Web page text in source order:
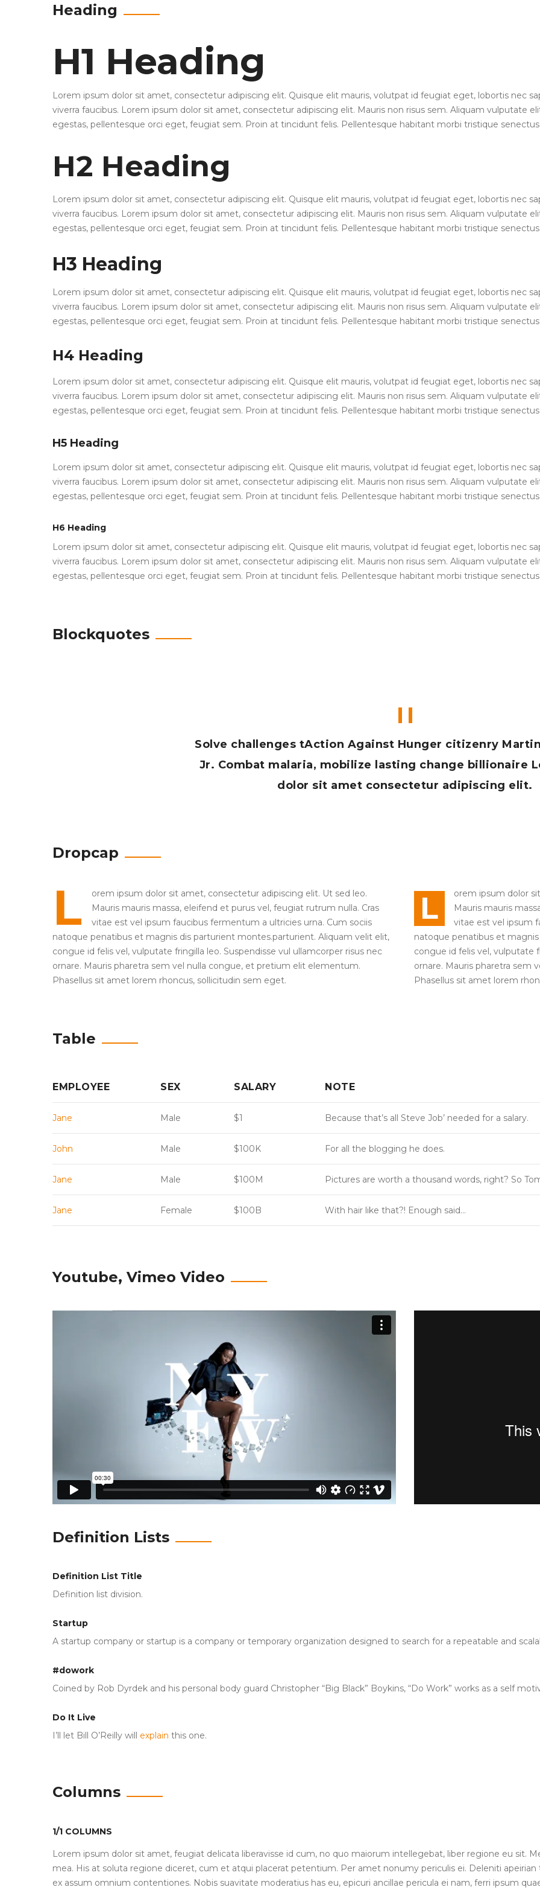
Heading
H1 Heading
Lorem ipsum dolor sit amet, consectetur adipiscing elit. Quisque elit mauris, volutpat id feugiat eget, lobortis nec
viverra faucibus. Lorem ipsum dolor sit amet, consectetur adipiscing elit. Mauris non risus sem. Aliquam vulputate
egestas, pellentesque orci eget, feugiat sem. Proin at tincidunt felis. Pellentesque habitant morbi tristique
H2 Heading
Lorem ipsum dolor sit amet, consectetur adipiscing elit. Quisque elit mauris, volutpat id feugiat eget, lobortis nec
viverra faucibus. Lorem ipsum dolor sit amet, consectetur adipiscing elit. Mauris non risus sem. Aliquam vulputate
egestas, pellentesque orci eget, feugiat sem. Proin at tincidunt felis. Pellentesque habitant morbi tristique
H3 Heading
Lorem ipsum dolor sit amet, consectetur adipiscing elit. Quisque elit mauris, volutpat id feugiat eget, lobortis nec
viverra faucibus. Lorem ipsum dolor sit amet, consectetur adipiscing elit. Mauris non risus sem. Aliquam vulputate
egestas, pellentesque orci eget, feugiat sem. Proin at tincidunt felis. Pellentesque habitant morbi tristique
H4 Heading
Lorem ipsum dolor sit amet, consectetur adipiscing elit. Quisque elit mauris, volutpat id feugiat eget, lobortis nec
viverra faucibus. Lorem ipsum dolor sit amet, consectetur adipiscing elit. Mauris non risus sem. Aliquam vulputate
egestas, pellentesque orci eget, feugiat sem. Proin at tincidunt felis. Pellentesque habitant morbi tristique
H5 Heading
Lorem ipsum dolor sit amet, consectetur adipiscing elit. Quisque elit mauris, volutpat id feugiat eget, lobortis nec
viverra faucibus. Lorem ipsum dolor sit amet, consectetur adipiscing elit. Mauris non risus sem. Aliquam vulputate
egestas, pellentesque orci eget, feugiat sem. Proin at tincidunt felis. Pellentesque habitant morbi tristique
H6 Heading
Lorem ipsum dolor sit amet, consectetur adipiscing elit. Quisque elit mauris, volutpat id feugiat eget, lobortis nec
viverra faucibus. Lorem ipsum dolor sit amet, consectetur adipiscing elit. Mauris non risus sem. Aliquam vulputate
egestas, pellentesque orci eget, feugiat sem. Proin at tincidunt felis. Pellentesque habitant morbi tristique
Blockquotes
Solve challenges tAction Against Hunger citizenry
Jr. Combat malaria, mobilize lasting change billionaire
dolor sit amet consectetur adipiscing elit.
Dropcap
L
orem ipsum dolor sit amet, consectetur adipiscing elit. Ut sed leo.
Mauris mauris massa, eleifend et purus vel, feugiat rutrum nulla. Cras
vitae est vel ipsum faucibus fermentum a ultricies urna. Cum sociis
natoque penatibus et magnis dis parturient montes.parturient. Aliquam velit elit,
congue id felis vel, vulputate fringilla leo. Suspendisse vul ullamcorper risus nec
ornare. Mauris pharetra sem vel nulla congue, et pretium elit elementum.
Phasellus sit amet lorem rhoncus, sollicitudin sem eget.
L
orem ipsum dolor
Mauris mauris
vitae est vel ipsum
natoque penatibus et
congue id felis vel, vulputate
ornare. Mauris pharetra sem
Phasellus sit amet lorem
Table
EMPLOYEE SEX SALARY NOTE
Jane Male $1 Because that’s all Steve Job’ needed for a salary.
John Male $100K For all the blogging he does.
Jane Male $100M Pictures are worth a thousand words, right? So
Jane Female $100B With hair like that?! Enough said…
Youtube, Vimeo Video
Definition Lists
Definition List Title
Definition list division.
Startup
A startup company or startup is a company or temporary organization designed to search for a repeatable and
#dowork
Coined by Rob Dyrdek and his personal body guard Christopher “Big Black” Boykins, “Do Work” works as a self
Do It Live
I’ll let Bill O’Reilly will explain this one.
Columns
1/1 COLUMNS
Lorem ipsum dolor sit amet, feugiat delicata liberavisse id cum, no quo maiorum intellegebat, liber regione eu sit.
mea. His at soluta regione diceret, cum et atqui placerat petentium. Per amet nonumy periculis ei. Deleniti
ex assum omnium contentiones. Nobis suavitate moderatius has eu, epicuri ancillae pericula ei nam, ferri ipsum